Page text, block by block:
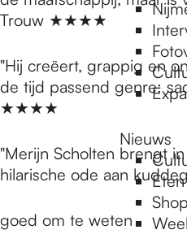
Nieuws
Trouw ★★★★
"Hij creëert, grappig en
de tijd passend genre:
★★★★
"Merijn Scholten brengt
hilarische ode aan
goed om te weten